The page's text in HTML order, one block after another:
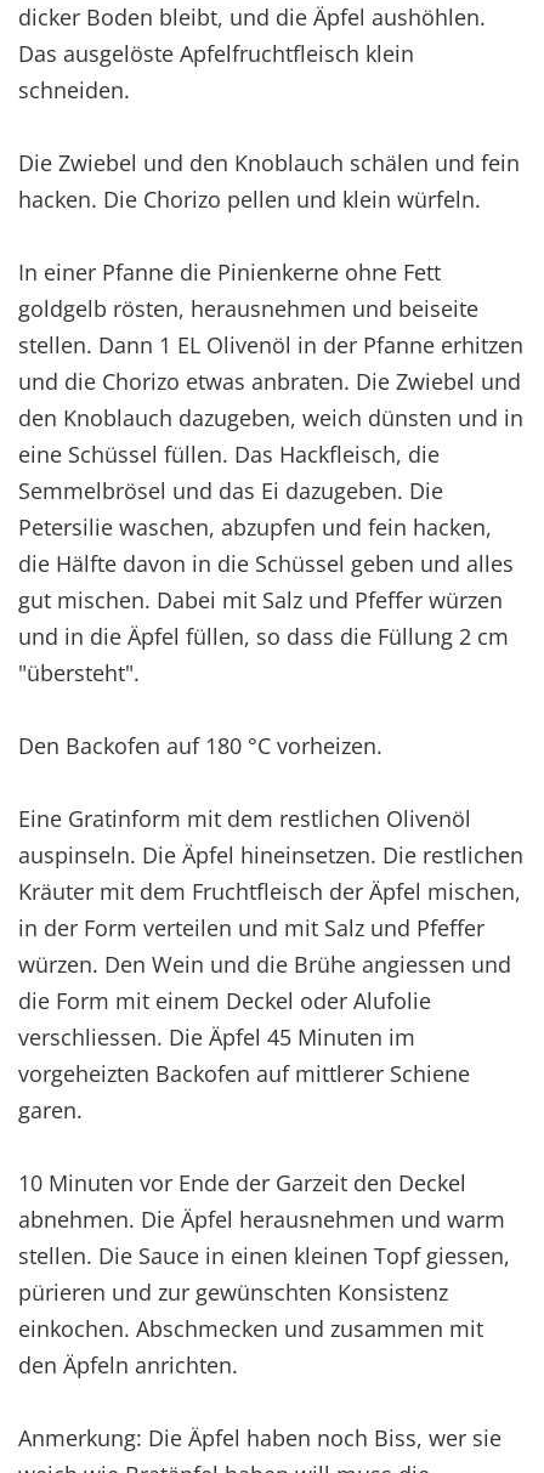
dicker Boden bleibt, und die Äpfel aushöhlen.
Das ausgelöste Apfelfruchtfleisch klein
schneiden.
Die Zwiebel und den Knoblauch schälen und fein
hacken. Die Chorizo pellen und klein würfeln.
In einer Pfanne die Pinienkerne ohne Fett
goldgelb rösten, herausnehmen und beiseite
stellen. Dann 1 EL Olivenöl in der Pfanne erhitzen
und die Chorizo etwas anbraten. Die Zwiebel und
den Knoblauch dazugeben, weich dünsten und in
eine Schüssel füllen. Das Hackfleisch, die
Semmelbrösel und das Ei dazugeben. Die
Petersilie waschen, abzupfen und fein hacken,
die Hälfte davon in die Schüssel geben und alles
gut mischen. Dabei mit Salz und Pfeffer würzen
und in die Äpfel füllen, so dass die Füllung 2 cm
"übersteht".
Den Backofen auf 180 °C vorheizen.
Eine Gratinform mit dem restlichen Olivenöl
auspinseln. Die Äpfel hineinsetzen. Die restlichen
Kräuter mit dem Fruchtfleisch der Äpfel mischen,
in der Form verteilen und mit Salz und Pfeffer
würzen. Den Wein und die Brühe angiessen und
die Form mit einem Deckel oder Alufolie
verschliessen. Die Äpfel 45 Minuten im
vorgeheizten Backofen auf mittlerer Schiene
garen.
10 Minuten vor Ende der Garzeit den Deckel
abnehmen. Die Äpfel herausnehmen und warm
stellen. Die Sauce in einen kleinen Topf giessen,
pürieren und zur gewünschten Konsistenz
einkochen. Abschmecken und zusammen mit
den Äpfeln anrichten.
Anmerkung: Die Äpfel haben noch Biss, wer sie